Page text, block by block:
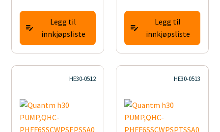
Legg til
innkjøpsliste
Legg til
innkjøpsliste
HE30-0512 HE30-0513